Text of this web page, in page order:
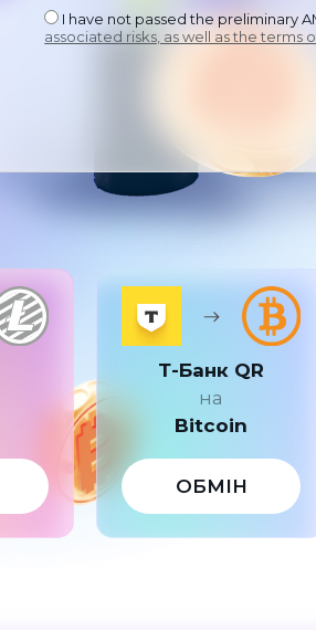
I have not passed the preliminary
associated risks, as well as the terms
Т-Банк QR
на
Bitcoin
ОБМІН